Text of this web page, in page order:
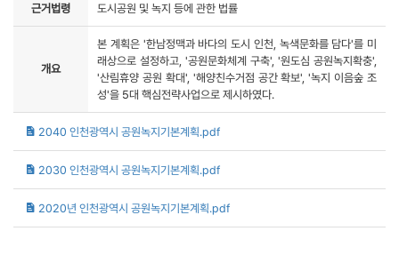
근거법령 도시공원 및 녹지 등에 관한 법률
개요
본 계획은 '한남정맥과 바다의 도시 인천, 녹색문화를 담다'를 미
래상으로 설정하고, '공원문화체계 구축', '원도심 공원녹지확충',
'산림휴양 공원 확대', '해양친수거점 공간 확보', '녹지 이음숲 조
성'을 5대 핵심전략사업으로 제시하였다.
2040 인천광역시 공원녹지기본계획.pdf
2030 인천광역시 공원녹지기본계획.pdf
2020년 인천광역시 공원녹지기본계획.pdf